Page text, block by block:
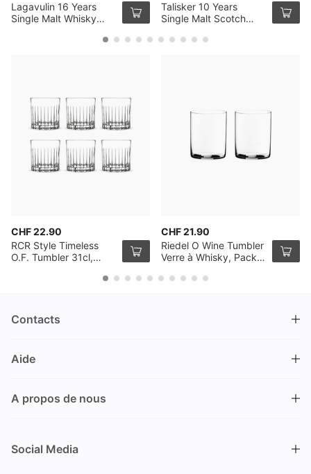
Lagavulin 16 Years
Single Malt Whisky
Talisker 10 Years
Single Malt Scotch
CHF 22.90
RCR Style Timeless
O.F. Tumbler 31cl,
CHF 21.90
Riedel O Wine Tumbler
Verre à Whisky, Pack
Contacts
Nüschelerstrasse 35
Suisse
info@drinks.ch
Aide
Processus de commande
Livraison & Pick-up
A propos de nous
A propos de nous
Social Media